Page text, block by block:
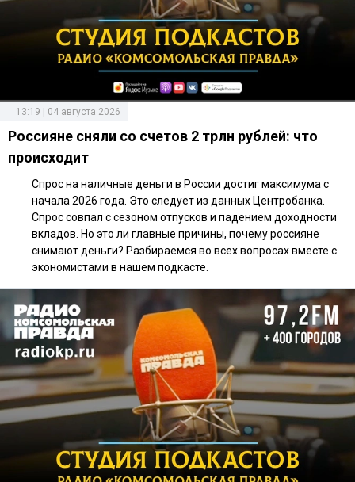
13:19 | 04 августа 2026
Россияне сняли со счетов 2 трлн рублей: что
происходит
Спрос на наличные деньги в России достиг максимума с
начала 2026 года. Это следует из данных Центробанка.
Спрос совпал с сезоном отпусков и падением доходности
вкладов. Но это ли главные причины, почему россияне
снимают деньги? Разбираемся во всех вопросах вместе с
экономистами в нашем подкасте.